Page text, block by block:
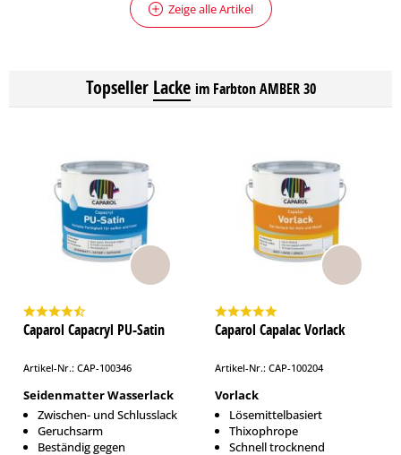
Zeige alle Artikel
Topseller Lacke im Farbton AMBER 30
Caparol Capacryl PU-Satin
Artikel-Nr.: CAP-100346
Seidenmatter Wasserlack
Zwischen- und Schlusslack
Geruchsarm
Beständig gegen
Caparol Capalac Vorlack
Artikel-Nr.: CAP-100204
Vorlack
Lösemittelbasiert
Thixophrope
Schnell trocknend